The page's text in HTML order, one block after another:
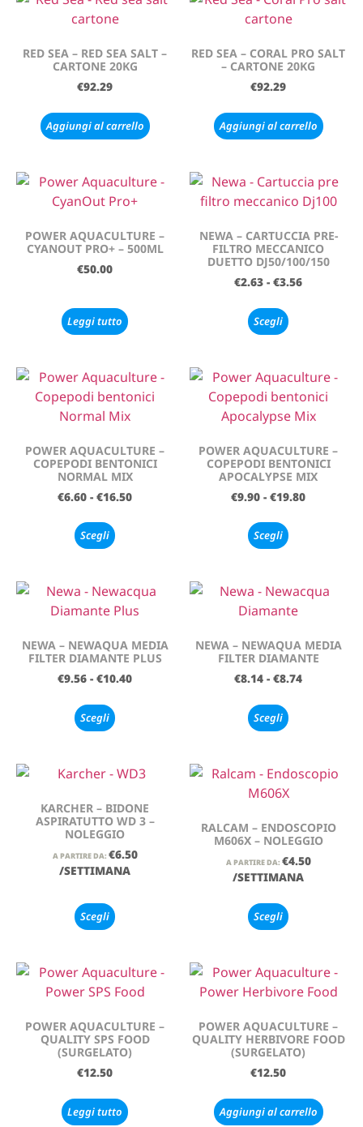
RED SEA – RED SEA SALT –
CARTONE 20KG
€92.29
Aggiungi al carrello
RED SEA – CORAL PRO SALT
– CARTONE 20KG
€92.29
Aggiungi al carrello
POWER AQUACULTURE –
CYANOUT PRO+ – 500ML
€50.00
Leggi tutto
NEWA – CARTUCCIA PRE-
FILTRO MECCANICO
DUETTO DJ50/100/150
€2.63 - €3.56
Scegli
POWER AQUACULTURE –
COPEPODI BENTONICI
NORMAL MIX
€6.60 - €16.50
Scegli
POWER AQUACULTURE –
COPEPODI BENTONICI
APOCALYPSE MIX
€9.90 - €19.80
Scegli
NEWA – NEWAQUA MEDIA
FILTER DIAMANTE PLUS
€9.56 - €10.40
Scegli
NEWA – NEWAQUA MEDIA
FILTER DIAMANTE
€8.14 - €8.74
Scegli
KARCHER – BIDONE
ASPIRATUTTO WD 3 –
NOLEGGIO
A PARTIRE DA: €6.50
/SETTIMANA
Scegli
RALCAM – ENDOSCOPIO
M606X – NOLEGGIO
A PARTIRE DA: €4.50
/SETTIMANA
Scegli
POWER AQUACULTURE –
QUALITY SPS FOOD
(SURGELATO)
€12.50
Leggi tutto
POWER AQUACULTURE –
QUALITY HERBIVORE FOOD
(SURGELATO)
€12.50
Aggiungi al carrello